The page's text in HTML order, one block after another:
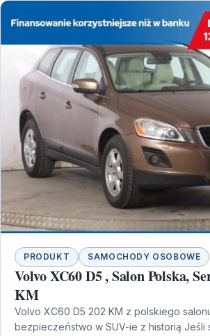
PRODUKT SAMOCHODY OSOBOWE
Volvo XC60 D5 , Salon Polska,
KM
Volvo XC60 D5 202 KM z polskiego
bezpieczeństwo w SUV-ie z historią Jeśli